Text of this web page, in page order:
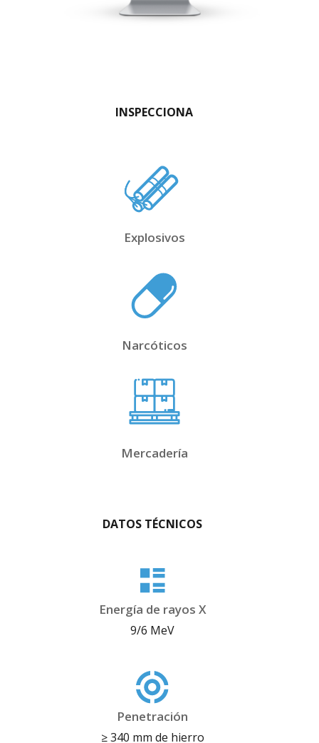
INSPECCIONA
Explosivos
Narcóticos
Mercadería
DATOS TÉCNICOS
Energía de rayos X
9/6 MeV
Penetración
≥ 340 mm de hierro